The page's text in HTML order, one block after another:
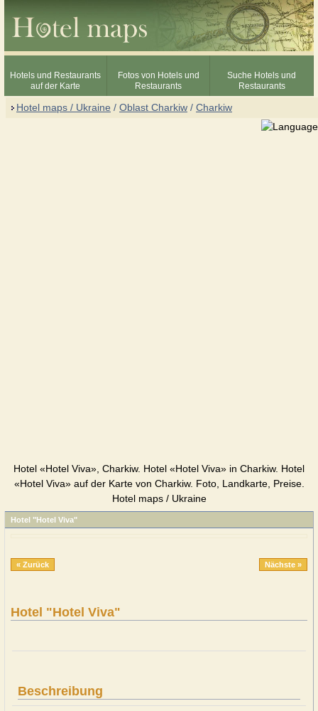
Hotels und Restaurants
auf der Karte
Fotos von Hotels und
Restaurants
Suche Hotels und
Restaurants
Hotel maps / Ukraine / Oblast Charkiw / Charkiw
Hotel «Hotel Viva», Charkiw. Hotel «Hotel Viva» in Charkiw. Hotel
«Hotel Viva» auf der Karte von Charkiw. Foto, Landkarte, Preise.
Hotel maps / Ukraine
Hotel "Hotel Viva"
« Zurück Nächste »
Hotel "Hotel Viva"
Beschreibung